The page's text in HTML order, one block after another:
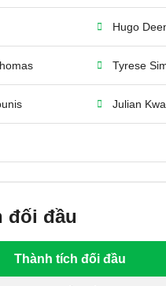
Hugo
Tyrese
Julian
đối đầu
Thành tích đối đầu